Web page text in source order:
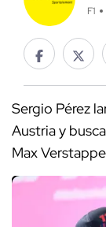
F1
Sergio Pérez
Austria y
Max